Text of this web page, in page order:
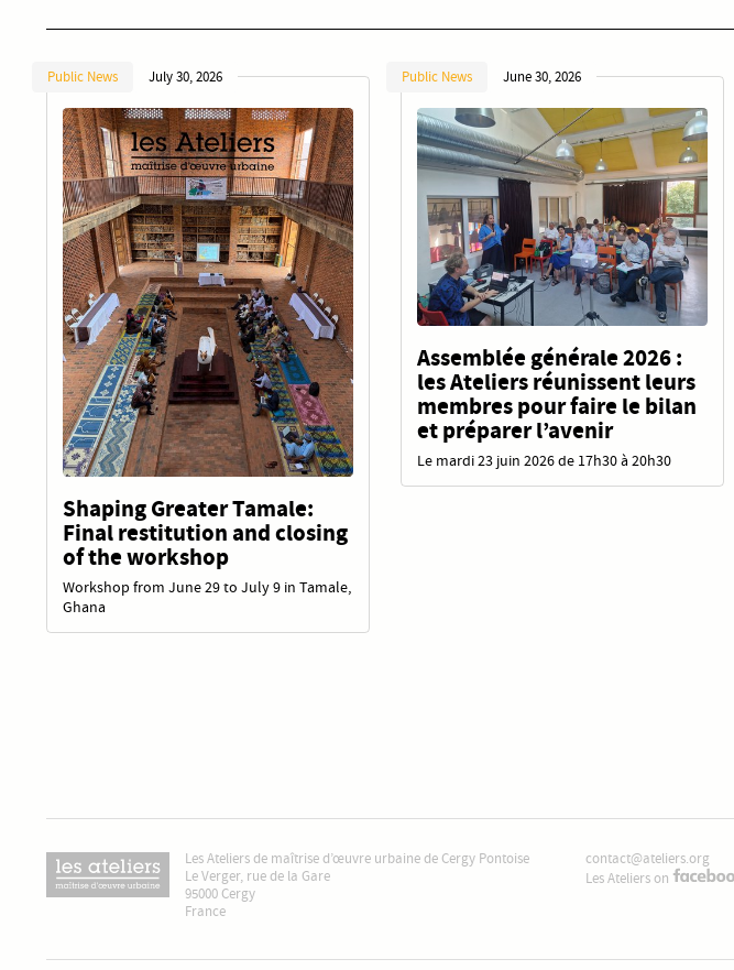
Public News July 30, 2026
Shaping Greater Tamale:
Final restitution and closing
of the workshop
Workshop from June 29 to July 9 in Tamale,
Ghana
Public News June 30, 2026
Assemblée générale 2026 :
les Ateliers réunissent leurs
membres pour faire le bilan
et préparer l’avenir
Le mardi 23 juin 2026 de 17h30 à 20h30
Les Ateliers de maîtrise d’œuvre urbaine de Cergy Pontoise
Le Verger, rue de la Gare
95000 Cergy
France
contact@ateliers.org
Les Ateliers on